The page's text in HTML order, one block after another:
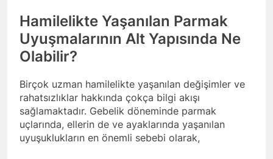
Hamilelikte Yaşanılan Parmak
Uyuşmalarının Alt Yapısında Ne
Olabilir?
Birçok uzman hamilelikte yaşanılan değişimler ve
rahatsızlıklar hakkında çokça bilgi akışı
sağlamaktadır. Gebelik döneminde parmak
uçlarında, ellerin de ve ayaklarında yaşanılan
uyuşuklukların en önemli sebebi olarak,